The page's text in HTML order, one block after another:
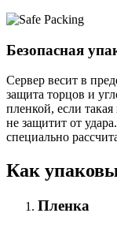
Безопасная
Сервер весит в
защита торцов и
пленкой, если
не защитит от
специально
Как
Пленка